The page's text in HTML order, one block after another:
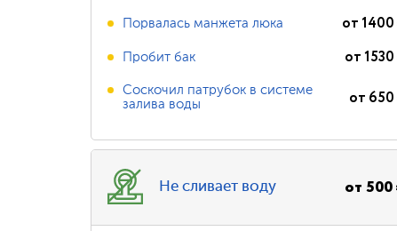
Порвалась манжета люка от1400
Пробит бак от1530
Соскочил патрубок в системе
залива воды
от 650
Не сливает воду от500